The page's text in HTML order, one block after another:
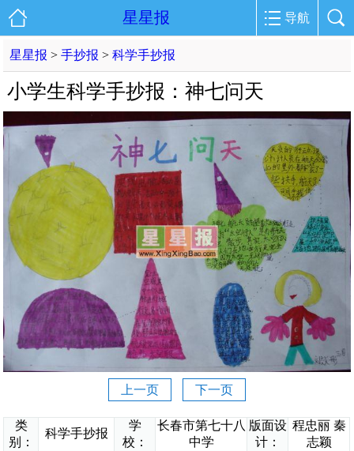
星星报 导航
星星报 >手抄报 >科学手抄报
小学生科学手抄报：神七问天
上一页 下一页
类
别：
科学手抄报
学
校：
长春市第七十八
中学
版面设
计：
程忠丽 秦
志颖